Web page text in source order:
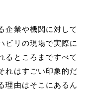
企業や機関に対して
ビリの現場で実際に
るところまですべて
れはすごい印象的だ
理由はそこにあるん